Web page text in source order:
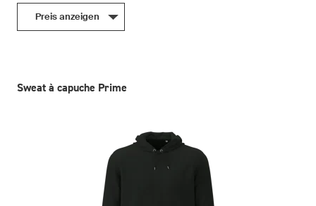
Preis anzeigen
Sweat à capuche Prime